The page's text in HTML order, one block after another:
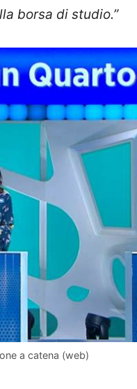
borsa di studio.”
a catena (web)